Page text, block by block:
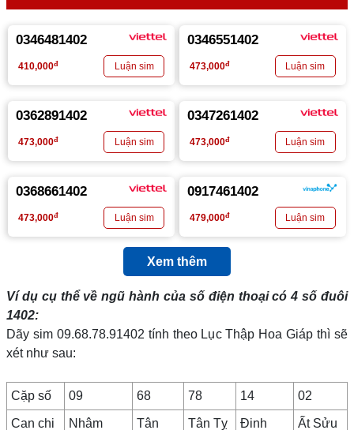
0346481402
410,000đ
0346551402
473,000đ
0362891402
473,000đ
0347261402
473,000đ
0368661402
473,000đ
0917461402
479,000đ
Xem thêm
Ví dụ cụ thể về ngũ hành của số điện thoại có 4 số đuôi
1402:
Dãy sim 09.68.78.91402 tính theo Lục Thập Hoa Giáp thì sẽ
xét như sau:
Cặp số 09 68 78 14 02
Can chi
Nhâm
Tân
Tân Tỵ
Đinh
Ất Sửu